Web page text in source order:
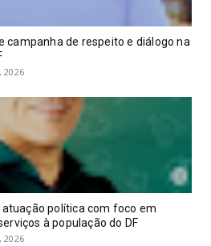
campanha de respeito e diálogo na
2026
política com foco em
à população do DF
2026